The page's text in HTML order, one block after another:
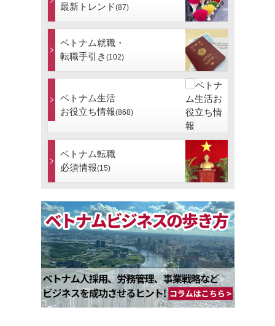
最新トレンド(87)
ベトナム就職・
転職手引き (102)
ベトナム生活
お役立ち情報(868)
ベトナム転職
必須情報(15)